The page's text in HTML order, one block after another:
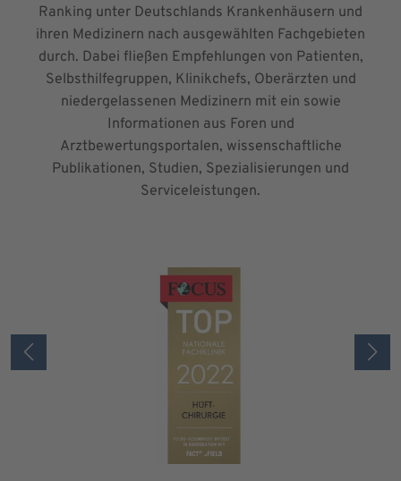
Ranking unter Deutschlands Krankenhäusern und
ihren Medizinern nach ausgewählten Fachgebieten
durch. Dabei fließen Empfehlungen von Patienten,
Selbsthilfegruppen, Klinikchefs, Oberärzten und
niedergelassenen Medizinern mit ein sowie
Informationen aus Foren und
Arztbewertungsportalen, wissenschaftliche
Publikationen, Studien, Spezialisierungen und
Serviceleistungen.